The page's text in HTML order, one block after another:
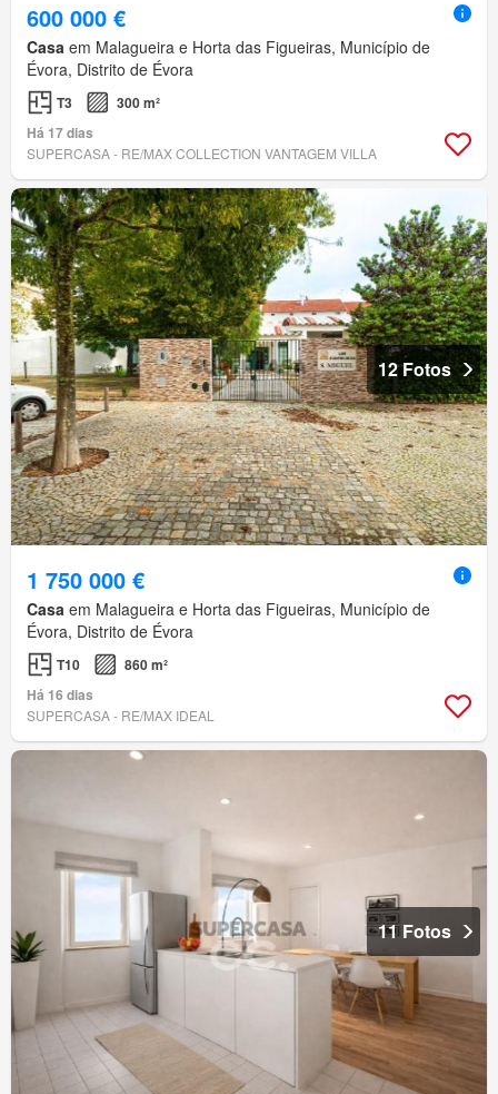
600 000 €
Casa em Malagueira e Horta das Figueiras, Município de
Évora, Distrito de Évora
T3
300 m²
Há 17 dias
SUPERCASA - RE/MAX COLLECTION VANTAGEM VILLA
12 Fotos
1 750 000 €
Casa em Malagueira e Horta das Figueiras, Município de
Évora, Distrito de Évora
T10
860 m²
Há 16 dias
SUPERCASA - RE/MAX IDEAL
11 Fotos